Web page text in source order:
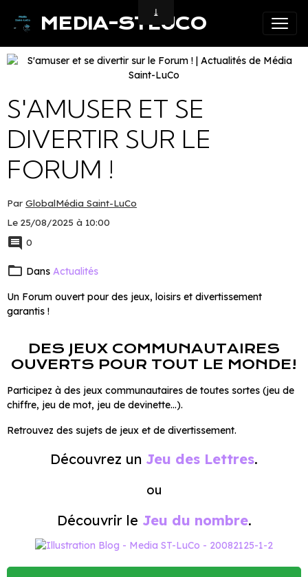
MEDIA-STLUCO
S'AMUSER ET SE
DIVERTIR SUR LE
FORUM !
Par GlobalMédia Saint-LuCo
Le 25/08/2025 à 10:00
0
Dans Actualités
Un Forum ouvert pour des jeux, loisirs et divertissement
garantis !
DES JEUX COMMUNAUTAIRES
OUVERTS POUR TOUT LE MONDE!
Participez à des jeux communautaires de toutes sortes (jeu de
chiffre, jeu de mot, jeu de devinette...).
Retrouvez des sujets de jeux et de divertissement.
Découvrez un Jeu des Lettres.
ou
Découvrir le Jeu du nombre.